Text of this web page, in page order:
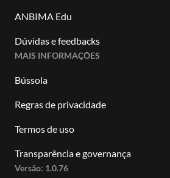
ANBIMA Edu
Dúvidas e feedbacks
MAIS INFORMAÇÕES
Bússola
Regras de privacidade
Termos de uso
Transparência e governança
Versão: 1.0.76